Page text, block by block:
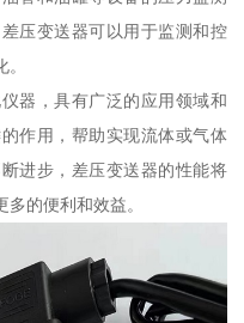
压变送器可以用于监测和控
器，具有广泛的应用领域和
作用，帮助实现流体或气体
进步，差压变送器的性能将
的便利和效益。